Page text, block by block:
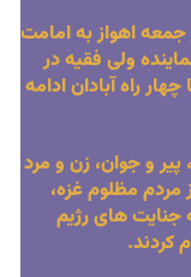
جمعه اهواز به امامت
ولی فقیه در
راه آبادان ادامه
پیر و جوان، زن و مرد
مظلوم غزه،
جنایت های رژیم
کردند.